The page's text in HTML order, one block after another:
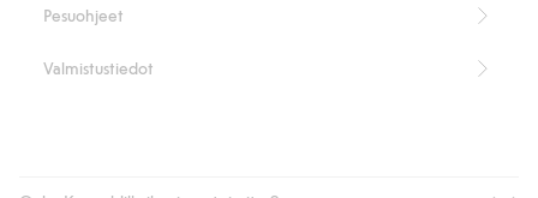
Pesuohjeet
Valmistustiedot